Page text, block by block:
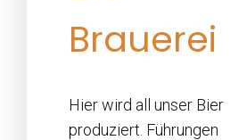
Brauerei
Hier wird all unser Bier
produziert. Führungen